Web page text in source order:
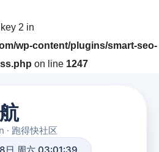
2 in
wp-content/plugins/smart-seo-
on line 1247